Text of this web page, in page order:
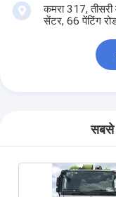
कमरा 317, तीसरी
सेंटर, 66 पेंटिंग
सबसे